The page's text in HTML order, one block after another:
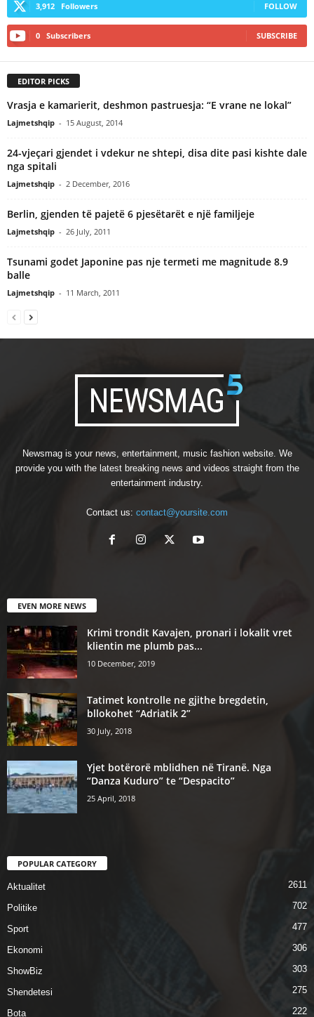
3,912 Followers FOLLOW
0 Subscribers SUBSCRIBE
EDITOR PICKS
Vrasja e kamarierit, deshmon pastruesja: “E vrane ne lokal”
Lajmetshqip - 15 August, 2014
24-vjeçari gjendet i vdekur ne shtepi, disa dite pasi kishte dale
nga spitali
Lajmetshqip - 2 December, 2016
Berlin, gjenden të pajetë 6 pjesëtarët e një familjeje
Lajmetshqip - 26 July, 2011
Tsunami godet Japonine pas nje termeti me magnitude 8.9
balle
Lajmetshqip - 11 March, 2011
Newsmag is your news, entertainment, music fashion website. We
provide you with the latest breaking news and videos straight from the
entertainment industry.
Contact us: contact@yoursite.com
EVEN MORE NEWS
Krimi trondit Kavajen, pronari i lokalit vret
klientin me plumb pas...
10 December, 2019
Tatimet kontrolle ne gjithe bregdetin,
bllokohet “Adriatik 2”
30 July, 2018
Yjet botërorë mblidhen në Tiranë. Nga
“Danza Kuduro” te “Despacito”
25 April, 2018
POPULAR CATEGORY
Aktualitet 2611
Politike 702
Sport 477
Ekonomi 306
ShowBiz 303
Shendetesi 275
Bota 222